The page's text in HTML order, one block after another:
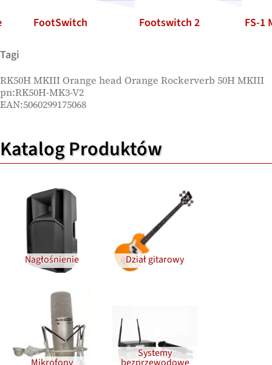
Footswitch 2 FS-1 Mini CVR
Tagi
RK50H MKIII Orange head Orange Rockerverb 50H MKIII
pn:RK50H-MK3-V2
EAN:5060299175068
Katalog Produktów
Nagłośnienie Dział gitarowy
Systemy